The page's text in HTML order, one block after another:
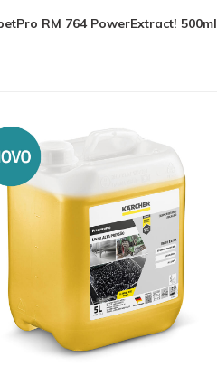
RM 764 PowerExtract! 500ml